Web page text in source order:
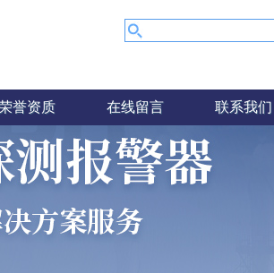
誉资质 在线留言 联系我们